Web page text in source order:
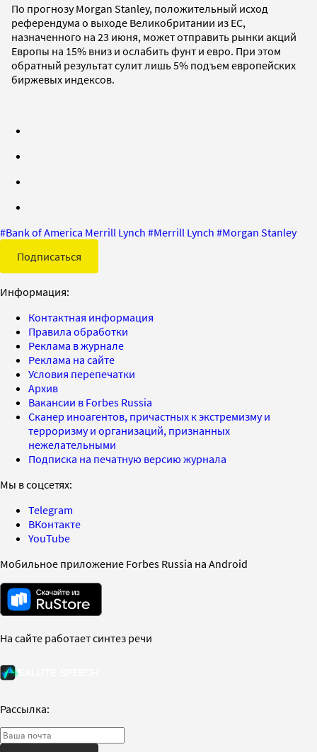
По прогнозу Morgan Stanley, положительный исход
референдума о выходе Великобритании из ЕС,
назначенного на 23 июня, может отправить рынки акций
Европы на 15% вниз и ослабить фунт и евро. При этом
обратный результат сулит лишь 5% подъем европейских
биржевых индексов.
#Bank of America Merrill Lynch #Merrill Lynch #Morgan Stanley
Подписаться
Информация:
Контактная информация
Правила обработки
Реклама в журнале
Реклама на сайте
Условия перепечатки
Архив
Вакансии в Forbes Russia
Сканер иноагентов, причастных к экстремизму и
терроризму и организаций, признанных
нежелательными
Подписка на печатную версию журнала
Мы в соцсетях:
Telegram
ВКонтакте
YouTube
Мобильное приложение Forbes Russia на Android
На сайте работает синтез речи
Рассылка: